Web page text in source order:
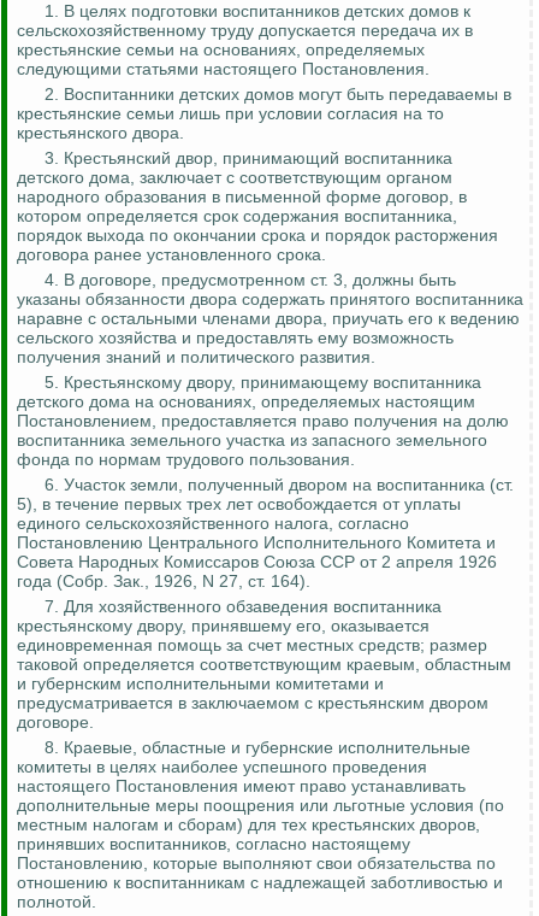
1. В целях подготовки воспитанников детских домов к
сельскохозяйственному труду допускается передача их в
крестьянские семьи на основаниях, определяемых
следующими статьями настоящего Постановления.
2. Воспитанники детских домов могут быть передаваемы в
крестьянские семьи лишь при условии согласия на то
крестьянского двора.
3. Крестьянский двор, принимающий воспитанника
детского дома, заключает с соответствующим органом
народного образования в письменной форме договор, в
котором определяется срок содержания воспитанника,
порядок выхода по окончании срока и порядок расторжения
договора ранее установленного срока.
4. В договоре, предусмотренном ст. 3, должны быть
указаны обязанности двора содержать принятого воспитанника
наравне с остальными членами двора, приучать его к ведению
сельского хозяйства и предоставлять ему возможность
получения знаний и политического развития.
5. Крестьянскому двору, принимающему воспитанника
детского дома на основаниях, определяемых настоящим
Постановлением, предоставляется право получения на долю
воспитанника земельного участка из запасного земельного
фонда по нормам трудового пользования.
6. Участок земли, полученный двором на воспитанника (ст.
5), в течение первых трех лет освобождается от уплаты
единого сельскохозяйственного налога, согласно
Постановлению Центрального Исполнительного Комитета и
Совета Народных Комиссаров Союза ССР от 2 апреля 1926
года (Собр. Зак., 1926, N 27, ст. 164).
7. Для хозяйственного обзаведения воспитанника
крестьянскому двору, принявшему его, оказывается
единовременная помощь за счет местных средств; размер
таковой определяется соответствующим краевым, областным
и губернским исполнительными комитетами и
предусматривается в заключаемом с крестьянским двором
договоре.
8. Краевые, областные и губернские исполнительные
комитеты в целях наиболее успешного проведения
настоящего Постановления имеют право устанавливать
дополнительные меры поощрения или льготные условия (по
местным налогам и сборам) для тех крестьянских дворов,
принявших воспитанников, согласно настоящему
Постановлению, которые выполняют свои обязательства по
отношению к воспитанникам с надлежащей заботливостью и
полнотой.